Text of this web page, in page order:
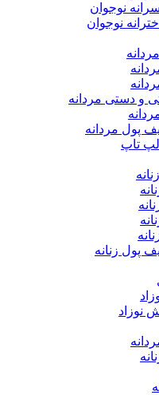
نوجوان
نوجوان
و دستی مردانه
پول مردانه
تاپ
پول زنانه
نوزاد